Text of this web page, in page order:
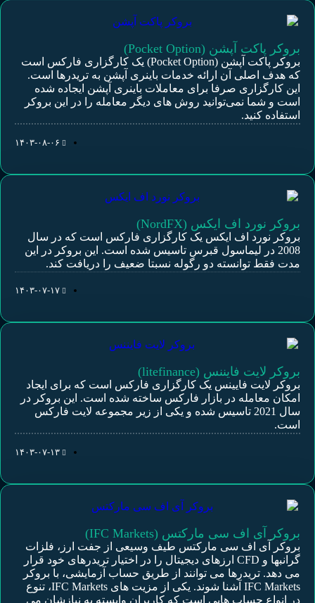
بروکر پاکت آپشن (Pocket Option)
بروکر پاکت آپشن (Pocket Option) یک کارگزاری فارکس است
که هدف اصلی آن ارائه خدمات باینری آپشن به تریدرها است.
این کارگزاری صرفا برای معاملات باینری آپشن ایجاده شده
است و شما نمی‌توانید روش های دیگر معامله را در این بروکر
استفاده کنید.
۱۴۰۳-۰۸-۰۶
بروکر نورد اف ایکس (NordFX)
بروکر نورد اف ایکس یک کارگزاری فارکس است که در سال
2008 در لیماسول قبرس تاسیس شده است. این بروکر در این
مدت فقط توانسته دو رگوله نسبتا ضعیف را دریافت کند.
۱۴۰۳-۰۷-۱۷
بروکر لایت فایننس (litefinance)
بروکر لایت فایینس یک کارگزاری فارکس است که برای ایجاد
امکان معامله در بازار فارکس ساخته شده است. این بروکر در
سال 2021 تاسیس شده و یکی از زیر مجموعه لایت فارکس
است.
۱۴۰۳-۰۷-۱۳
بروکر آی اف سی مارکتس (IFC Markets)
بروکر آی اف سی مارکتس طیف وسیعی از جفت ارز، فلزات
گرانبها و CFD ارزهای دیجیتال را در اختیار تریدرهای خود قرار
می دهد. تریدرها می توانند از طریق حساب آزمایشی، با بروکر
IFC Markets آشنا شوند. یکی از مزیت های IFC Markets، تنوع
در انواع حساب هایی است که کاربران وابسته به نیازشان می